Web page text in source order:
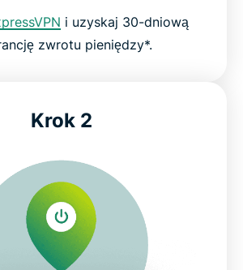
o ExpressVPN
pytania dotyczące usług VPN w
adres IP?
i uzyskaj 30-dniową
zwrotu pieniędzy*.
Krok 2